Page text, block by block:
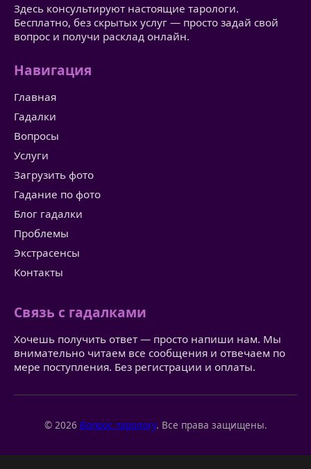
Здесь консультируют настоящие тарологи.
Бесплатно, без скрытых услуг — просто задай свой
вопрос и получи расклад онлайн.
Навигация
Главная
Гадалки
Вопросы
Услуги
Загрузить фото
Гадание по фото
Блог гадалки
Проблемы
Экстрасенсы
Контакты
Связь с гадалками
Хочешь получить ответ — просто напиши нам. Мы
внимательно читаем все сообщения и отвечаем по
мере поступления. Без регистрации и оплаты.
© 2026 Вопрос тарологу. Все права защищены.